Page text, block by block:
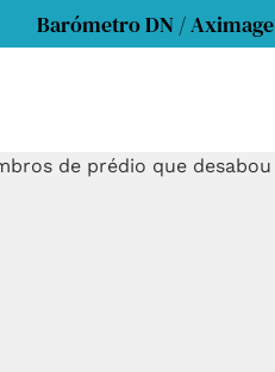
Barómetro DN / Aximage